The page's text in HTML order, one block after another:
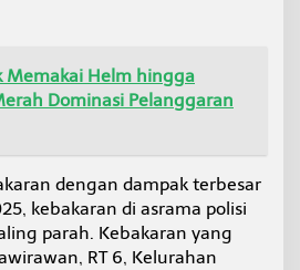
Memakai Helm hingga
Dominasi Pelanggaran
dengan dampak terbesar
kebakaran di asrama polisi
parah. Kebakaran yang
RT 6, Kelurahan